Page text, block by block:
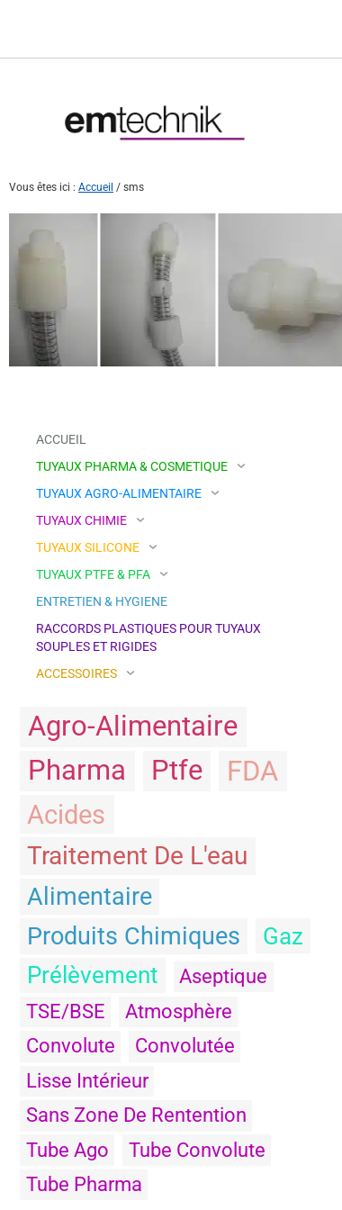
Vous êtes ici : Accueil / sms
ACCUEIL
TUYAUX PHARMA & COSMETIQUE
TUYAUX AGRO-ALIMENTAIRE
TUYAUX CHIMIE
TUYAUX SILICONE
TUYAUX PTFE & PFA
ENTRETIEN & HYGIENE
RACCORDS PLASTIQUES POUR TUYAUX
SOUPLES ET RIGIDES
ACCESSOIRES
Agro-Alimentaire
Pharma
Ptfe FDA
Acides
Traitement De L'eau
Alimentaire
Produits Chimiques
Gaz
Prélèvement
Aseptique
TSE/BSE
Atmosphère
Convolute
Convolutée
Lisse Intérieur
Sans Zone De Rentention
Tube Ago
Tube Convolute
Tube Pharma